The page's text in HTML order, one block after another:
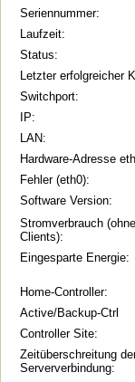
Seriennummer:
Laufzeit:
Status:
Letzter erfolgreicher
Switchport:
IP:
LAN:
Hardware-Adresse
Fehler (eth0):
Software Version:
Stromverbrauch (ohne
Clients):
Eingesparte Energie:
Home-Controller:
Active/Backup-Ctrl
Controller Site:
Zeitüberschreitung
Serververbindung: